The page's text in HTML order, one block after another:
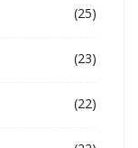
(25)
(23)
(22)